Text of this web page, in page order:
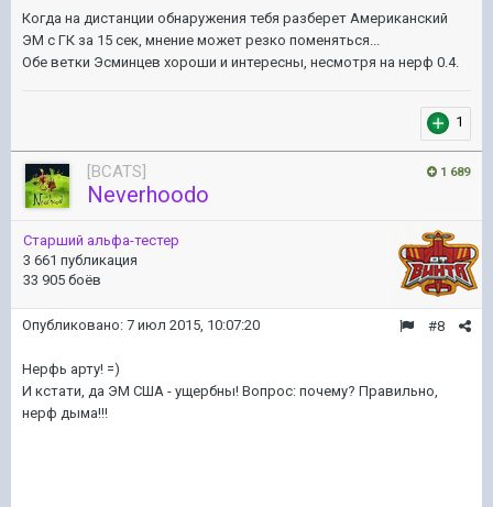
Когда на дистанции обнаружения тебя разберет Американский
ЭМ с ГК за 15 сек, мнение может резко поменяться...
Обе ветки Эсминцев хороши и интересны, несмотря на нерф 0.4.
1
1 689
[BCATS]
Neverhoodo
Старший альфа-тестер
3 661 публикация
33 905 боёв
#8
Опубликовано: 7 июл 2015, 10:07:20
Нерфь арту! =)
И кстати, да ЭМ США - ущербны! Вопрос: почему? Правильно,
нерф дыма!!!